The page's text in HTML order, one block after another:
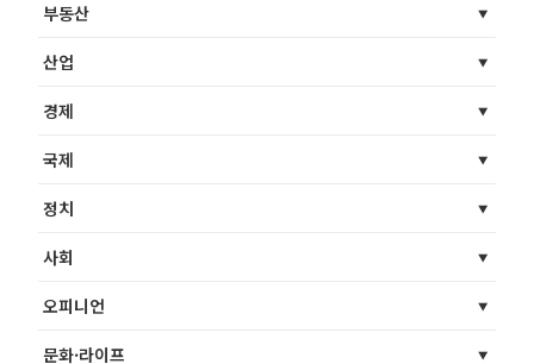
부동산
산업
경제
국제
정치
사회
오피니언
문화·라이프